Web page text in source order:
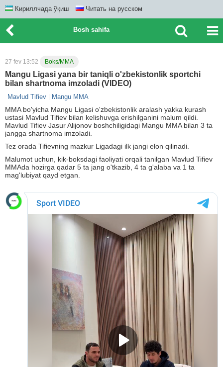
Кириллчада ўқиш Читать на русском
Bosh sahifa
27 fev 13:52 Boks/MMA
Mangu Ligasi yana bir taniqli o'zbekistonlik sportchi
bilan shartnoma imzoladi (VIDEO)
Mavlud Tifiev Mangu MMA
MMA bo'yicha Mangu Ligasi o'zbekistonlik aralash yakka kurash
ustasi Mavlud Tifiev bilan kelishuvga erishilganini malum qildi.
Mavlud Tifiev Jasur Alijonov boshchiligidagi Mangu MMA bilan 3 ta
jangga shartnoma imzoladi.
Tez orada Tifievning mazkur Ligadagi ilk jangi elon qilinadi.
Malumot uchun, kik-boksdagi faoliyati orqali tanilgan Mavlud Tifiev
MMAda hozirga qadar 5 ta jang o'tkazib, 4 ta g'alaba va 1 ta
mag'lubiyat qayd etgan.